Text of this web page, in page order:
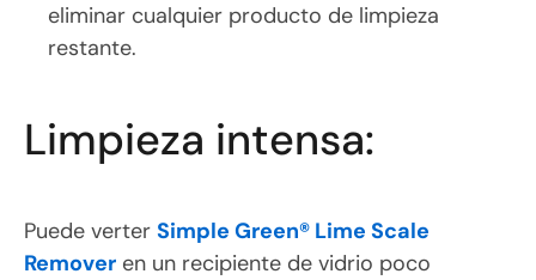
eliminar cualquier producto de limpieza
restante.
Limpieza intensa:
Puede verter Simple Green® Lime Scale
Remover en un recipiente de vidrio poco